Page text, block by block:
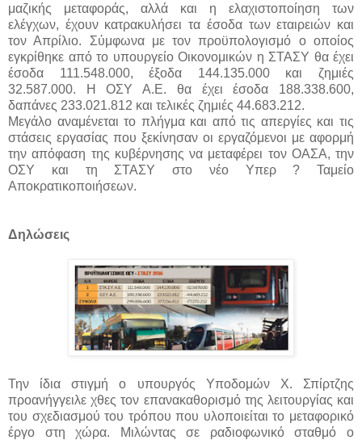
μαζικής μεταφοράς, αλλά και η ελαχιστοποίηση των
ελέγχων, έχουν κατρακυλήσει τα έσοδα των εταιρειών και
τον Απρίλιο. Σύμφωνα με τον προϋπολογισμό ο οποίος
εγκρίθηκε από το υπουργείο Οικονομικών η ΣΤΑΣΥ θα έχει
έσοδα 111.548.000, έξοδα 144.135.000 και ζημιές
32.587.000. Η ΟΣΥ Α.Ε. θα έχει έσοδα 188.338.600,
δαπάνες 233.021.812 και τελικές ζημιές 44.683.212.
Μεγάλο αναμένεται το πλήγμα και από τις απεργίες και τις
στάσεις εργασίας που ξεκίνησαν οι εργαζόμενοι με αφορμή
την απόφαση της κυβέρνησης να μεταφέρει τον ΟΑΣΑ, την
ΟΣΥ και τη ΣΤΑΣΥ στο νέο Υπερ ? Ταμείο
Αποκρατικοποιήσεων.
Δηλώσεις
Την ίδια στιγμή ο υπουργός Υποδομών Χ. Σπίρτζης
προανήγγειλε χθες τον επανακαθορισμό της λειτουργίας και
του σχεδιασμού του τρόπου που υλοποιείται το μεταφορικό
έργο στη χώρα. Μιλώντας σε ραδιοφωνικό σταθμό ο